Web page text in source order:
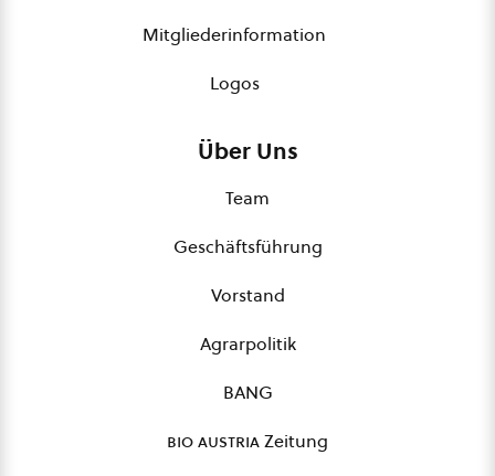
Mitgliederinformation
Logos
Über Uns
Team
Geschäftsführung
Vorstand
Agrarpolitik
BANG
bio austriaZeitung